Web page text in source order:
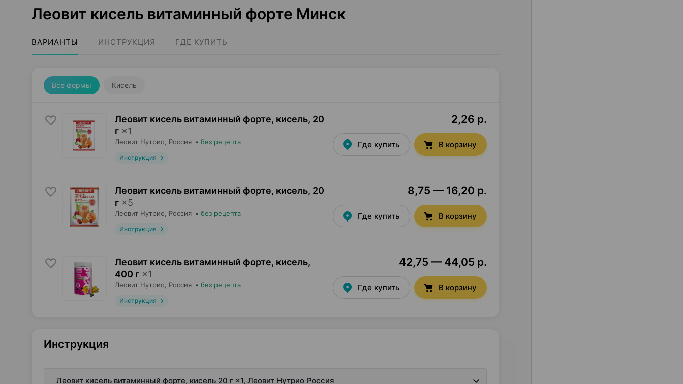
Леовит кисель витаминный форте Минск
ВАРИАНТЫ ИНСТРУКЦИЯ ГДЕ КУПИТЬ
Все формы Кисель
Леовит кисель витаминный форте, кисель, 20
г ×1
Леовит Нутрио , Россия • без рецепта
Инструкция
2,26 р.
Где купить В корзину
Леовит кисель витаминный форте, кисель, 20
г ×5
Леовит Нутрио , Россия • без рецепта
Инструкция
8,75 — 16,20 р.
Где купить В корзину
Леовит кисель витаминный форте, кисель,
400 г ×1
Леовит Нутрио , Россия • без рецепта
Инструкция
42,75 — 44,05 р.
Где купить В корзину
Инструкция
Леовит кисель витаминный форте, кисель 20 г ×1, Леовит Нутрио Россия